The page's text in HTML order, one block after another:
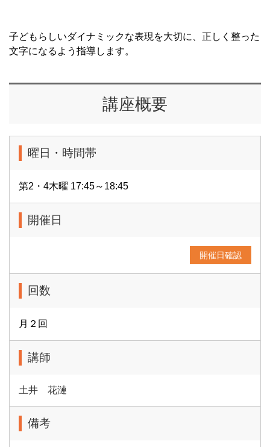
子どもらしいダイナミックな表現を大切に、正しく整った
文字になるよう指導します。
講座概要
曜日・時間帯
第2・4木曜 17:45～18:45
開催日
開催日確認
回数
月２回
講師
土井 花漣
備考